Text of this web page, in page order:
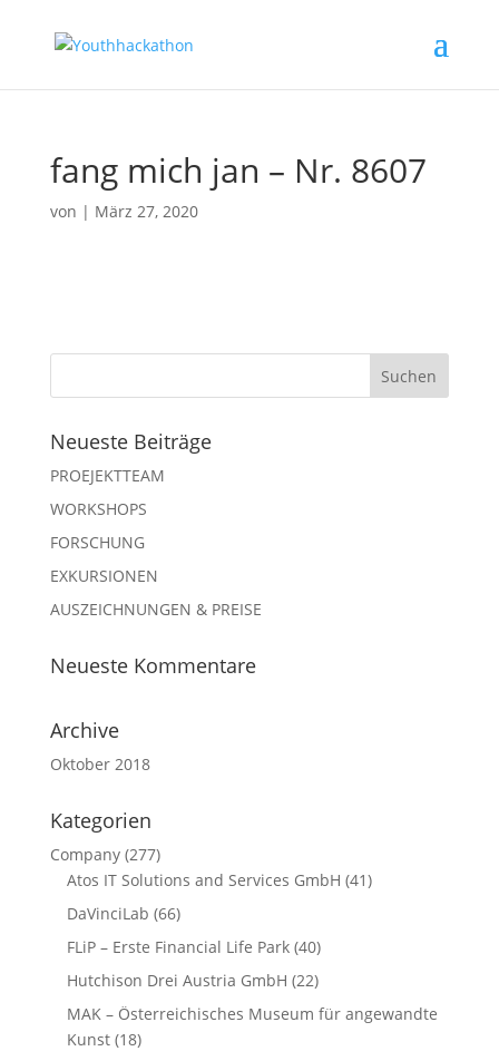
fang mich jan – Nr. 8607
von | März 27, 2020
Neueste Beiträge
PROEJEKTTEAM
WORKSHOPS
FORSCHUNG
EXKURSIONEN
AUSZEICHNUNGEN & PREISE
Neueste Kommentare
Archive
Oktober 2018
Kategorien
Company(277)
Atos IT Solutions and Services GmbH (41)
DaVinciLab (66)
FLiP – Erste Financial Life Park(40)
Hutchison Drei Austria GmbH (22)
MAK – Österreichisches Museum für angewandte
Kunst(18)